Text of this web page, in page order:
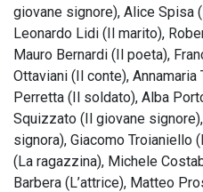
giovane signore), Alice Spisa
Leonardo Lidi (Il marito),
Mauro Bernardi (Il poeta),
Ottaviani (Il conte),
Perretta (Il soldato), Alba
Squizzato (Il giovane
signora), Giacomo Troianiello
(La ragazzina), Michele
Barbera (L’attrice), Matteo